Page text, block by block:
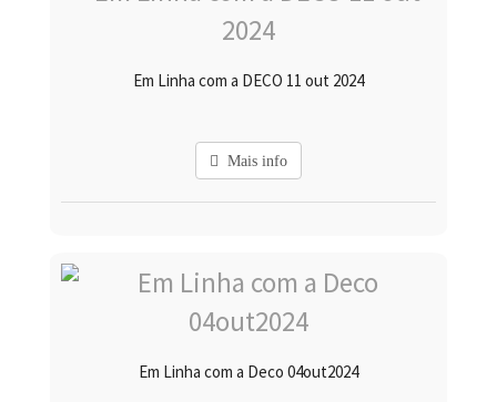
Em Linha com a DECO 11 out 2024
Mais info
Em Linha com a Deco 04out2024